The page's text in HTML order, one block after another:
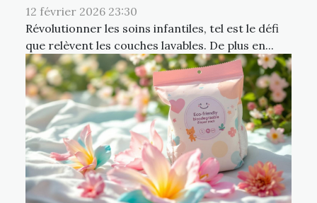
12 février 2026 23:30
Révolutionner les soins infantiles, tel est le défi
que relèvent les couches lavables. De plus en...